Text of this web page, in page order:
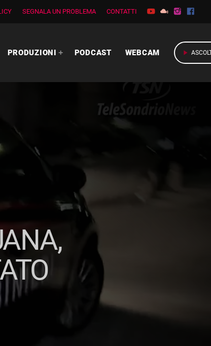
SEGNALA UN PROBLEMA CONTATTI
PRODUZIONI PODCAST WEBCAM play_arrow